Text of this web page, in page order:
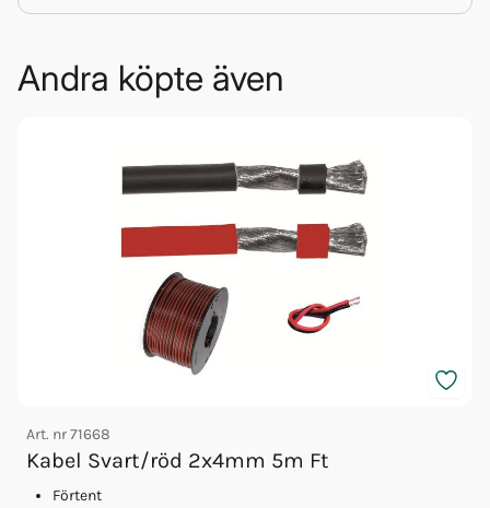
Andra köpte även
Art. nr71668
Kabel Svart/röd 2x4mm 5m Ft
Förtent